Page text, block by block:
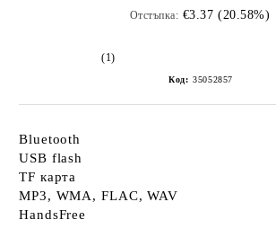
Отстъпка: €3.37 (20.58%)
(1)
Код: 35052857
Bluetooth
USB flash
TF карта
MP3, WMA, FLAC, WAV
HandsFree